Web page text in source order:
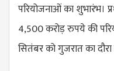
परियोजनाओं का शुभारंभ।
4,500 करोड़ रुपये की
सितंबर को गुजरात का